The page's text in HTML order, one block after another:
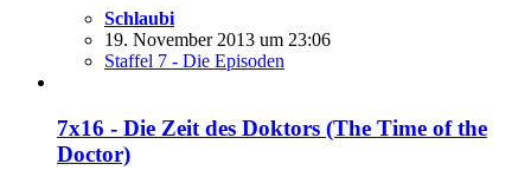
Schlaubi
19. November 2013 um 23:06
Staffel 7 - Die Episoden
7x16 - Die Zeit des Doktors (The Time of the
Doctor)